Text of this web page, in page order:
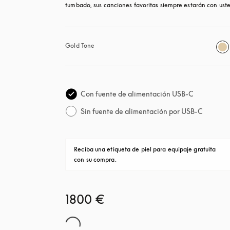
tumbado, sus canciones favoritas siempre estarán con
Gold Tone
Con fuente de alimentación USB-C
Sin fuente de alimentación por USB-C
Reciba una etiqueta de piel para equipaje gratuita
con su compra.
1800 €